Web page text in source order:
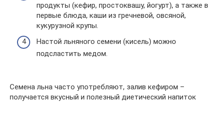
продукты (кефир, простоквашу, йогурт), а также в
первые блюда, каши из гречневой, овсяной,
кукурузной крупы.
Настой льняного семени (кисель) можно
подсластить медом.
Семена льна часто употребляют, залив кефиром –
получается вкусный и полезный диетический напиток